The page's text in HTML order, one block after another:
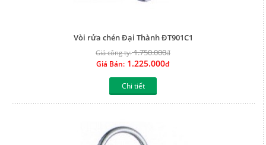
Vòi rửa chén Đại Thành ĐT901C1
Giá công ty:1.750.000đ
Giá Bán: 1.225.000đ
Chi tiết